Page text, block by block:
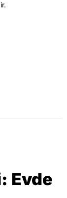
Evde